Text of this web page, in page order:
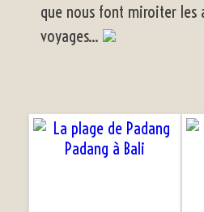
que nous font miroiter les
voyages...